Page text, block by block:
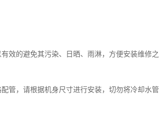
效的避免其污染、日晒、雨淋，方便安装维修之
管，请根据机身尺寸进行安装，切勿将冷却水管